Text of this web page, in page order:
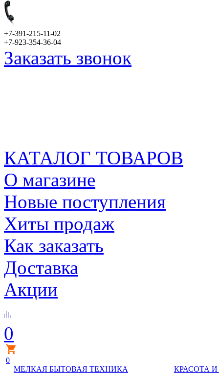
+7-391-215-11-02
+7-923-354-36-04
Заказать звонок
КАТАЛОГ ТОВАРОВ
О магазине
Новые поступления
Хиты продаж
Как заказать
Доставка
Акции
0
0
МЕЛКАЯ БЫТОВАЯ ТЕХНИКА
КРАСОТА И